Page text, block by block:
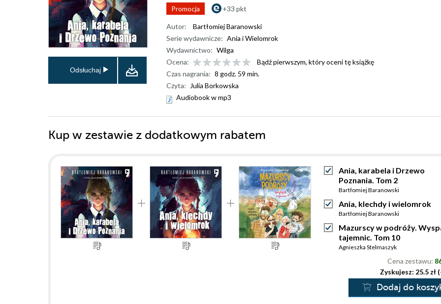
Promocja +33 pkt
Odsłuchaj
Autor:
Bartłomiej Baranowski
Serie wydawnicze: Ania i Wielomrok
Wydawnictwo: Wilga
Ocena:
Bądź pierwszym, który oceni tę książkę
Czas nagrania: 8 godz. 59 min.
Czyta:
Julia Borkowska
Audiobook w mp3
Kup w zestawie z dodatkowym rabatem
Ania, karabela i Drzewo
Poznania. Tom 2
Bartłomiej Baranowski
Ania, klechdy i wielomrok
Bartłomiej Baranowski
Mazurscy w podróży.
tajemnic. Tom 10
Agnieszka Stelmaszyk
Cena zestawu:
Zyskujesz: 25.5 zł
Dodaj do